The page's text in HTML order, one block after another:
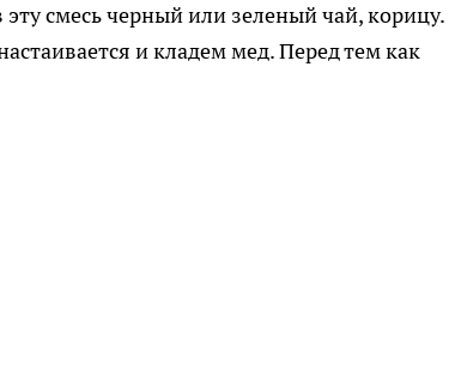
смесь черный или зеленый чай, корицу.
и кладем мед. Перед тем как